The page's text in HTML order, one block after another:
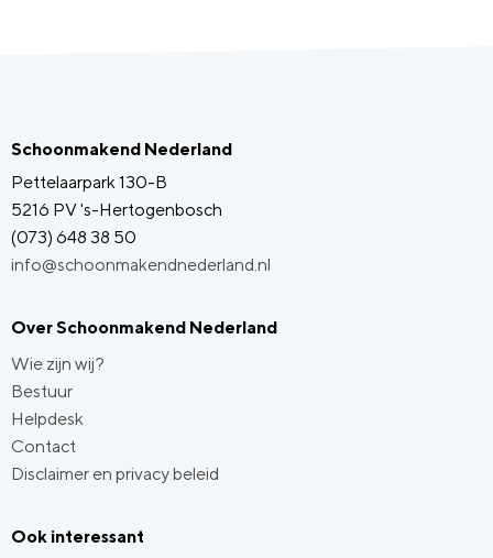
Schoonmakend Nederland
Pettelaarpark 130-B
5216 PV 's-Hertogenbosch
(073) 648 38 50
info@schoonmakendnederland.nl
Over Schoonmakend Nederland
Wie zijn wij?
Bestuur
Helpdesk
Contact
Disclaimer en privacy beleid
Ook interessant